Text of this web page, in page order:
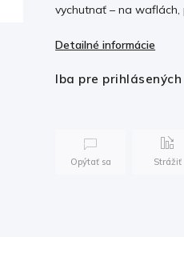
vychutnať – na waflách,
Detailné informácie
Iba pre prihlásených
Opýtať sa Strážiť